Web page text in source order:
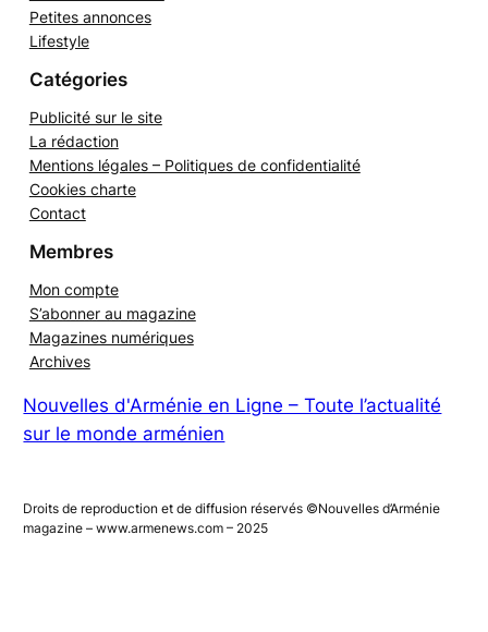
Armenews WEB TV
Petites annonces
Publicité sur le site
La rédaction
Mentions légales – Politiques de confidentialité
Cookies charte
Mon compte
S’abonner au magazine
Magazines numériques
Nouvelles d'Arménie en Ligne – Toute l’actualité
Droits de reproduction et de diffusion réservés ©Nouvelles d’Arménie